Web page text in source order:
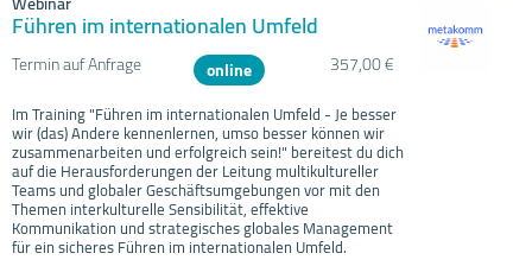
Führen im internationalen Umfeld
Termin auf Anfrage online 357,00 €
Im Training "Führen im internationalen Umfeld - Je besser
wir (das) Andere kennenlernen, umso besser können wir
zusammenarbeiten und erfolgreich sein!" bereitest du dich
auf die Herausforderungen der Leitung multikultureller
Teams und globaler Geschäftsumgebungen vor mit den
Themen interkulturelle Sensibilität, effektive
Kommunikation und strategisches globales Management
für ein sicheres Führen im internationalen Umfeld.